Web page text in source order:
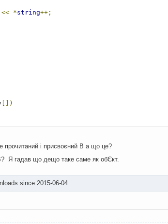
<< *string++;
[])
;
створюємо новий
,_S_IREAD | _S_IWRITE
і присвоєний B а що це?
Я гадав що дещо таке саме як обЄкт.
since 2015-06-04